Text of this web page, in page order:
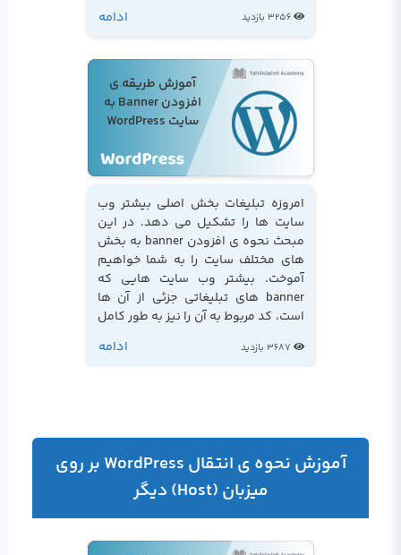
3256 بازدید ادامه
آموزش طریقه ی
افزودن Banner به
سایت WordPress
امروزه تبلیغات بخش اصلی بیشتر وب
سایت ها را تشکیل می دهد. در این
مبحث نحوه ی افزودن banner به بخش
های مختلف سایت را به شما خواهیم
آموخت. بیشتر وب سایت هایی که
banner های تبلیغاتی جزئی از آن ها
است، کد مربوط به آن را نیز به طور کامل
3687 بازدید ادامه
آموزش نحوه ی انتقال WordPress بر روی
میزبان (Host) دیگر